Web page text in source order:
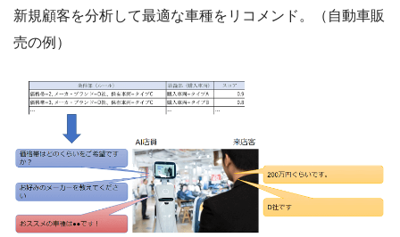
新規顧客を分析して最適な車種をリコメンド。（自動車販
売の例）